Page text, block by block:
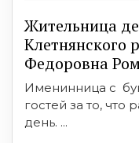
Жительница
Клетнянского
Федоровна
Именинница с
гостей за то, что
день. ...